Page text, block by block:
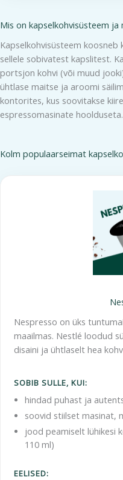
Mis on kapselkohvisüsteem ja
Kapselkohvisüsteem
sellele sobivatest kapslitest.
portsjon kohvi (või muud
ühtlase maitse ja aroomi
kontorites, kus soovitakse
espressomasinate hoolduseta.
Kolm populaarseimat
Nespresso on üks
maailmas. Nestlé loodud
disaini ja ühtlaselt hea
SOBIB SULLE, KUI:
hindad puhast ja
soovid stiilset masinat,
jood peamiselt lühikesi
110 ml)
EELISED: